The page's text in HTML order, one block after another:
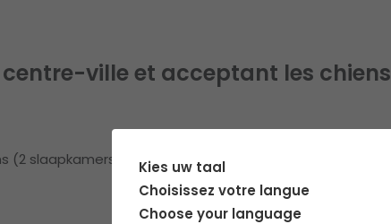
centre-ville et acceptant les chiens
slaapkamers)
Kies uw taal
Choisissez votre langue
Choose your language